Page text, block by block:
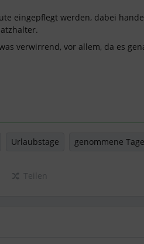
eingepflegt werden, dabei
verwirrend, vor allem, da es
Urlaubstage genommene Tage
Teilen